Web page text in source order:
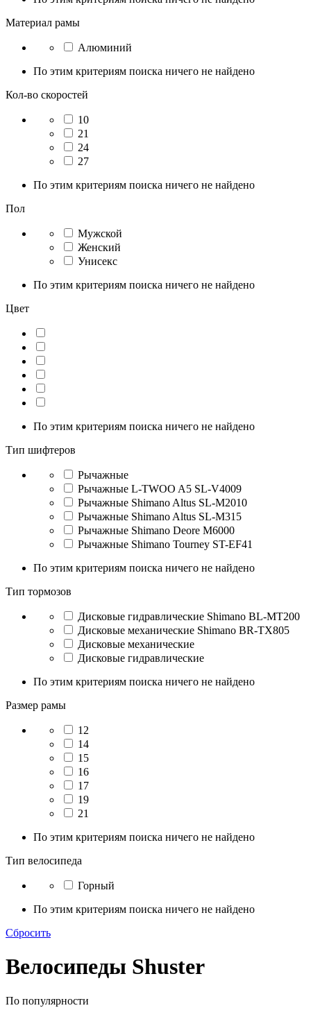
Материал рамы
Алюминий
По этим критериям поиска ничего не найдено
Кол-во скоростей
10
21
24
27
По этим критериям поиска ничего не найдено
Пол
Мужской
Женский
Унисекс
По этим критериям поиска ничего не найдено
Цвет
По этим критериям поиска ничего не найдено
Тип шифтеров
Рычажные
Рычажные L-TWOO A5 SL-V4009
Рычажные Shimano Altus SL-M2010
Рычажные Shimano Altus SL-M315
Рычажные Shimano Deore M6000
Рычажные Shimano Tourney ST-EF41
По этим критериям поиска ничего не найдено
Тип тормозов
Дисковые гидравлические Shimano BL-MT200
Дисковые механические Shimano BR-TX805
Дисковые механические
Дисковые гидравлические
По этим критериям поиска ничего не найдено
Размер рамы
12
14
15
16
17
19
21
По этим критериям поиска ничего не найдено
Тип велосипеда
Горный
По этим критериям поиска ничего не найдено
Сбросить
Велосипеды Shuster
По популярности